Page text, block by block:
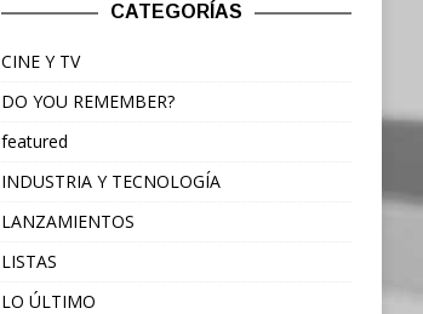
CATEGORÍAS
CINE Y TV
DO YOU REMEMBER?
featured
INDUSTRIA Y TECNOLOGÍA
LANZAMIENTOS
LISTAS
LO ÚLTIMO